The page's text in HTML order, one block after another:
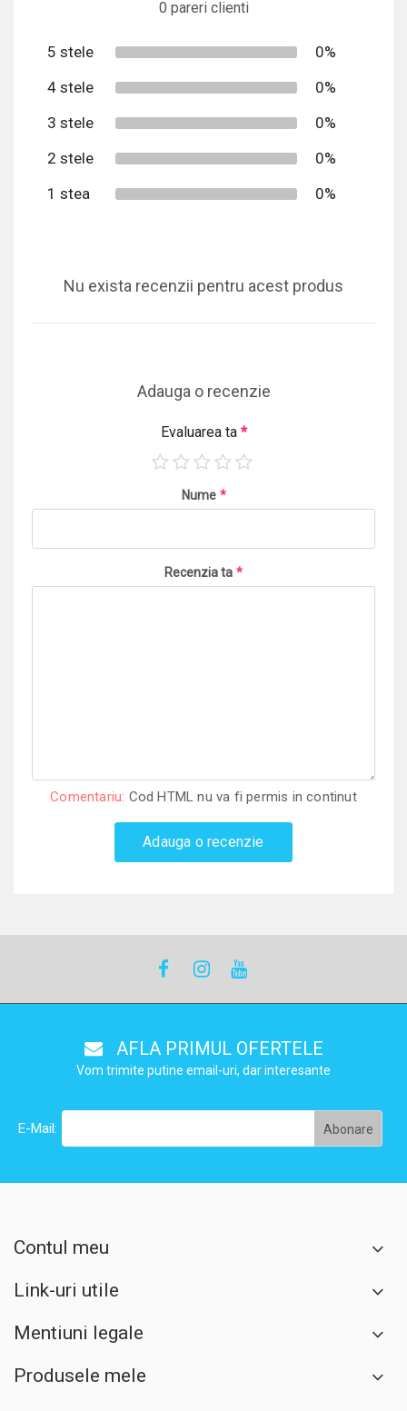
0 pareri clienti
5 stele
0%
4 stele
0%
3 stele
0%
2 stele
0%
1 stea
0%
Nu exista recenzii pentru acest produs
Adauga o recenzie
Evaluarea ta *
Nume *
Recenzia ta *
Comentariu: Cod HTML nu va fi permis in continut
Adauga o recenzie
AFLA PRIMUL OFERTELE
Vom trimite putine email-uri, dar interesante
E-Mail:
Contul meu
Link-uri utile
Mentiuni legale
Produsele mele